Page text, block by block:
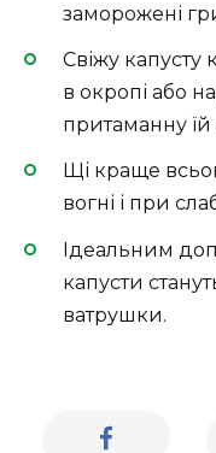
заморожені
Свіжу
в окропі або
притаманну їй
Щі краще
вогні і при
Ідеальним
капусти
ватрушки.